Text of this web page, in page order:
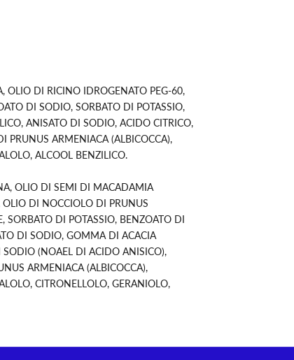
OLIO DI RICINO IDROGENATO PEG-60,
DI SODIO, SORBATO DI POTASSIO,
ANISATO DI SODIO, ACIDO CITRICO,
PRUNUS ARMENIACA (ALBICOCCA),
ALCOOL BENZILICO.
OLIO DI SEMI DI MACADAMIA
OLIO DI NOCCIOLO DI PRUNUS
SORBATO DI POTASSIO, BENZOATO DI
DI SODIO, GOMMA DI ACACIA
(NOAEL DI ACIDO ANISICO),
ARMENIACA (ALBICOCCA),
CITRONELLOLO, GERANIOLO,